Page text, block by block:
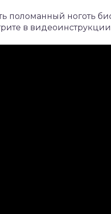
поломанный ноготь
в